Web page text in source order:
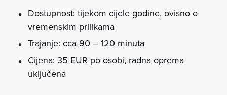
Dostupnost: tijekom cijele godine, ovisno o
vremenskim prilikama
Trajanje: cca 90 – 120 minuta
Cijena: 35 EUR po osobi, radna oprema
uključena